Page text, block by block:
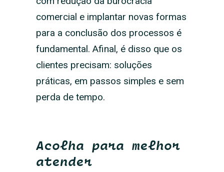
comercial e implantar novas formas
para a conclusão dos processos é
fundamental. Afinal, é disso que os
clientes precisam: soluções
práticas, em passos simples e sem
perda de tempo.
Acolha para melhor
atender